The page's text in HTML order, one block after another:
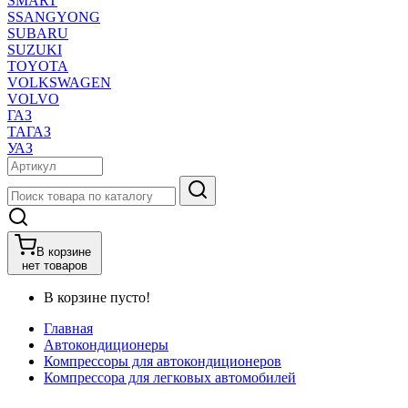
SSANGYONG
SUBARU
SUZUKI
TOYOTA
VOLKSWAGEN
VOLVO
ГАЗ
ТАГАЗ
УАЗ
В корзине
нет товаров
В корзине пусто!
Главная
Автокондиционеры
Компрессоры для автокондиционеров
Компрессора для легковых автомобилей